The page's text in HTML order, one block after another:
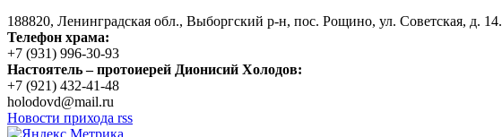
188820, Ленинградская обл., Выборгский р-н, пос. Рощино, ул. Советская, д. 14.
Телефон храма:
+7 (931) 996-30-93
Настоятель – протоиерей Дионисий Холодов:
+7 (921) 432-41-48
holodovd@mail.ru
Новости прихода rss